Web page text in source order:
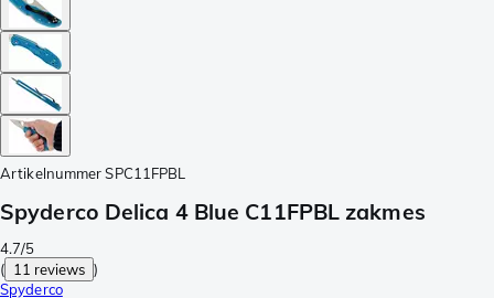
Artikelnummer SPC11FPBL
Spyderco Delica 4 Blue C11FPBL zakmes
4.7/5
( 11 reviews )
Spyderco